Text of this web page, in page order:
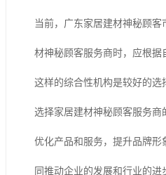
当前，广东家居建材神秘顾
材神秘顾客服务商时，应根
这样的综合性机构是较好的
选择家居建材神秘顾客服务
优化产品和服务，提升品牌
同推动企业的发展和行业的进